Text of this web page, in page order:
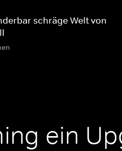
schräge Welt von
ein